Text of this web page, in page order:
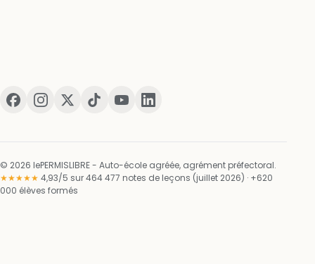
© 2026 lePERMISLIBRE - Auto-école agréée, agrément préfectoral.
★★★★★ 4,93/5 sur 464 477 notes de leçons (juillet 2026) · +620
000 élèves formés